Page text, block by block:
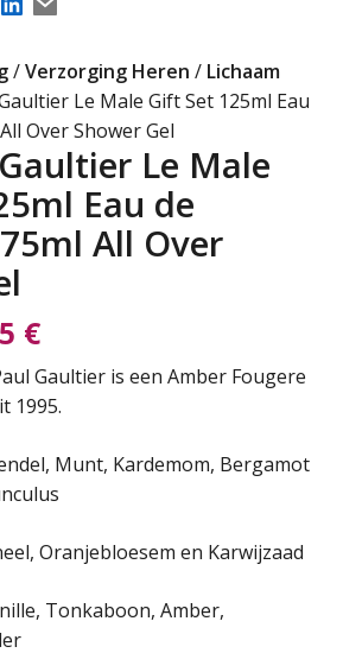
/Verzorging Heren / Lichaam
Le Male Gift Set 125ml Eau
Over Shower Gel
Le Male
Eau de
All Over
€
Gaultier is een Amber Fougere
1995.
Munt, Kardemom, Bergamot
Oranjebloesem en Karwijzaad
Tonkaboon, Amber,